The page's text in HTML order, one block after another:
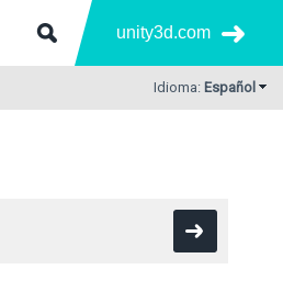
unity3d.com
Idioma: Español